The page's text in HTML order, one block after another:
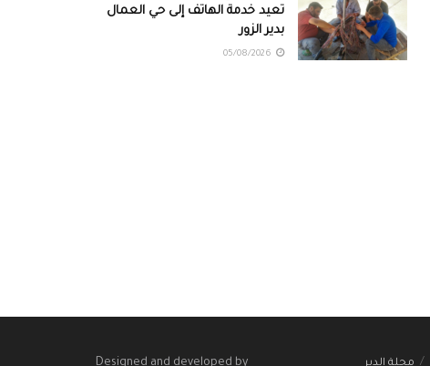
تعيد خدمة الهاتف إلى حي العمال
بدير الزور
Designed and developed by